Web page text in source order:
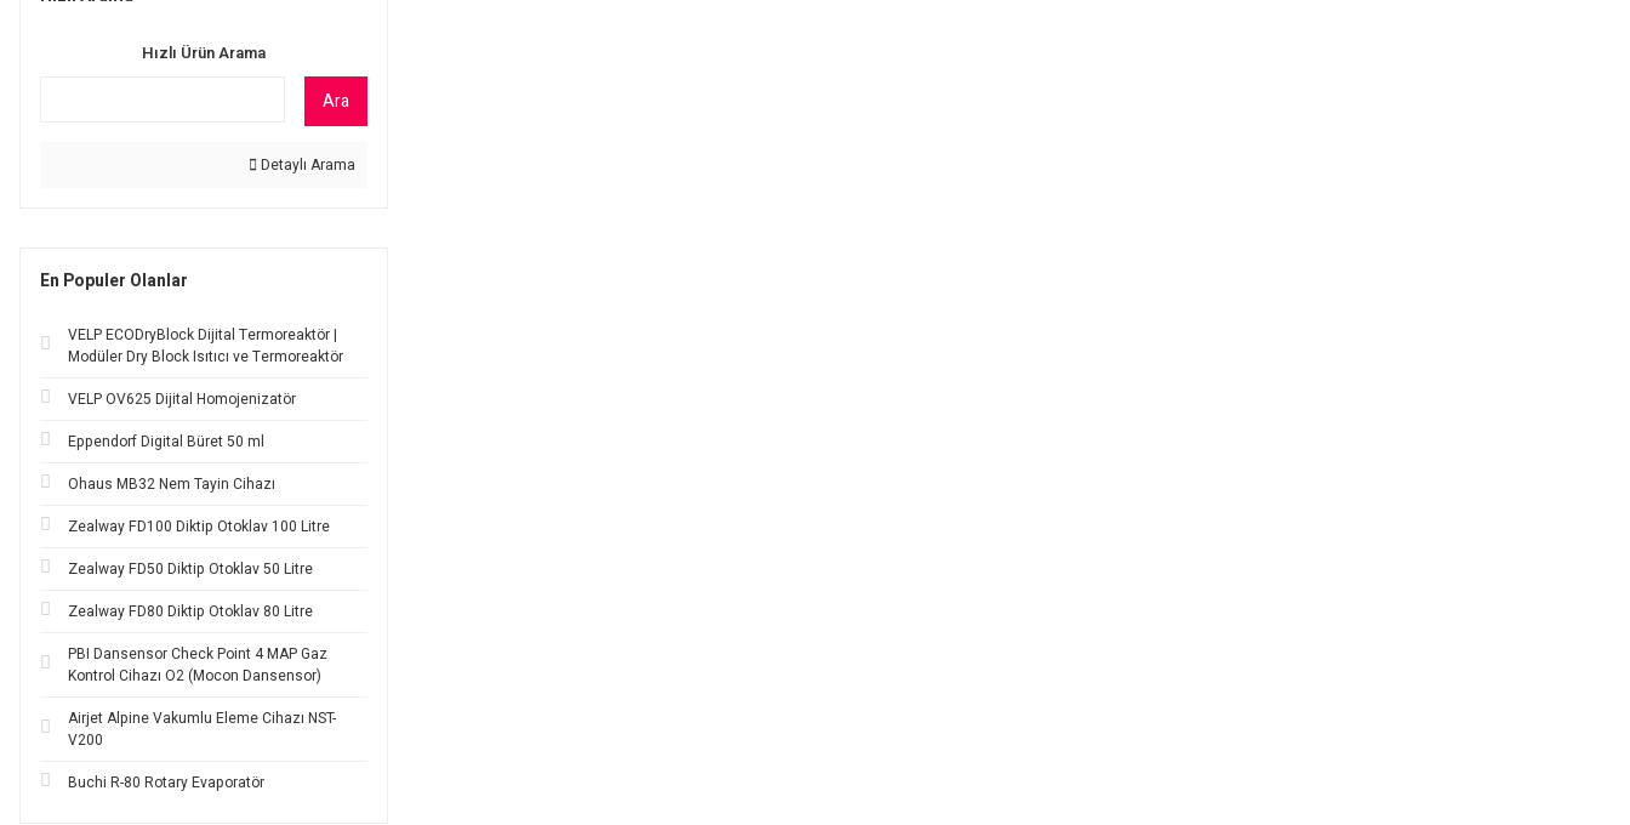
Hızlı Ürün Arama
Ara
Detaylı Arama
En Populer Olanlar
VELP ECODryBlock Dijital Termoreaktör |
Modüler Dry Block Isıtıcı ve Termoreaktör
VELP OV625 Dijital Homojenizatör
Eppendorf Digital Büret 50 ml
Ohaus MB32 Nem Tayin Cihazı
Zealway FD100 Diktip Otoklav 100 Litre
Zealway FD50 Diktip Otoklav 50 Litre
Zealway FD80 Diktip Otoklav 80 Litre
PBI Dansensor Check Point 4 MAP Gaz
Kontrol Cihazı O2 (Mocon Dansensor)
Airjet Alpine Vakumlu Eleme Cihazı NST-
V200
Buchi R-80 Rotary Evaporatör